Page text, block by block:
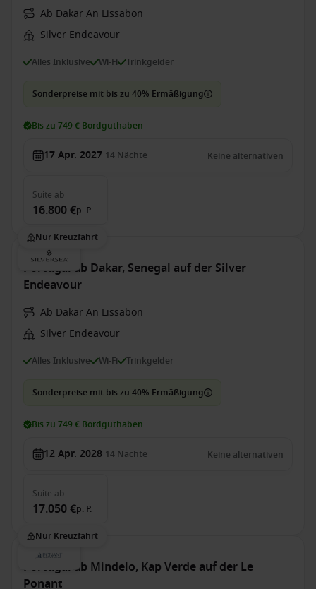
Ab Dakar An Lissabon
Silver Endeavour
Alles Inklusive Wi-Fi Trinkgelder
Sonderpreise mit bis zu 40% Ermäßigung
Bis zu 749 € Bordguthaben
17 Apr. 2027 14 Nächte Keine alternativen
Suite ab
16.800 €p. P.
Nur Kreuzfahrt
Portugal ab Dakar, Senegal auf der Silver
Endeavour
Ab Dakar An Lissabon
Silver Endeavour
Alles Inklusive Wi-Fi Trinkgelder
Sonderpreise mit bis zu 40% Ermäßigung
Bis zu 749 € Bordguthaben
12 Apr. 2028 14 Nächte Keine alternativen
Suite ab
17.050 €p. P.
Nur Kreuzfahrt
Portugal ab Mindelo, Kap Verde auf der Le
Ponant